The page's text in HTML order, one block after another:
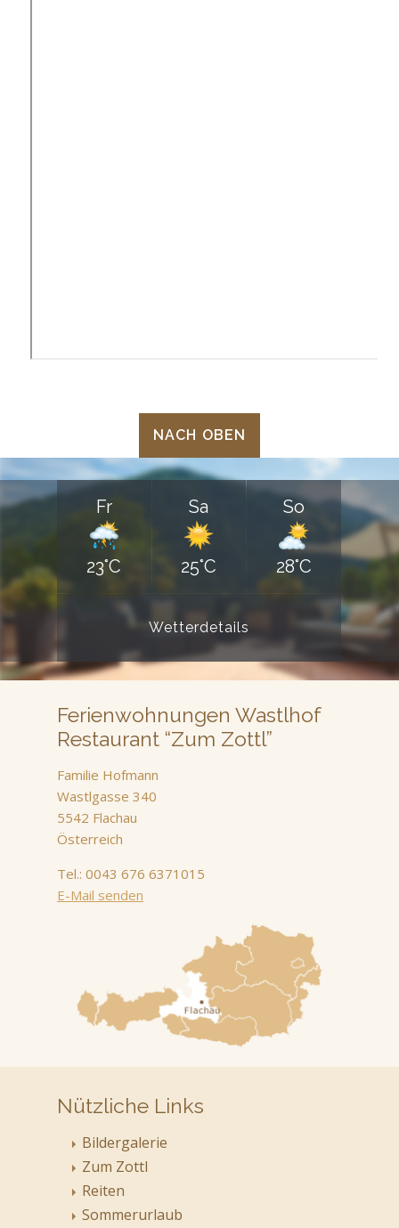
NACH OBEN
Fr
23°C
Sa
25°C
So
28°C
Wetterdetails
Ferienwohnungen Wastlhof
Restaurant “Zum Zottl”
Familie Hofmann
Wastlgasse 340
5542 Flachau
Österreich
Tel.: 0043 676 6371015
E-Mail senden
Nützliche Links
Bildergalerie
Zum Zottl
Reiten
Sommerurlaub